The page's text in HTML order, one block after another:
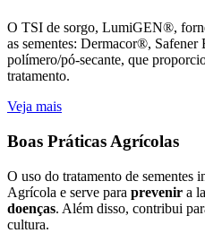
O TSI de sorgo, LumiGEN®,
as sementes: Dermacor®,
polímero/pó-secante, que
tratamento.
Veja mais
Boas Práticas Agrícolas
O uso do tratamento de sementes
Agrícola e serve para prevenir a
doenças. Além disso, contribui
cultura.